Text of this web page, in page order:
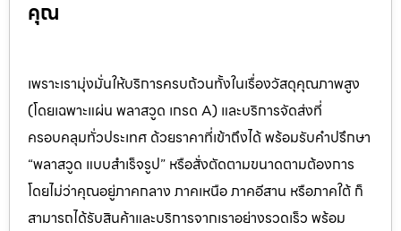
คุณ
เพราะเรามุ่งมั่นให้บริการครบถ้วนทั้งในเรื่องวัสดุคุณภาพสูง
(โดยเฉพาะแผ่น พลาสวูด เกรด A) และบริการจัดส่งที่
ครอบคลุมทั่วประเทศ ด้วยราคาที่เข้าถึงได้ พร้อมรับคำปรึกษา
“พลาสวูด แบบสำเร็จรูป” หรือสั่งตัดตามขนาดตามต้องการ
โดยไม่ว่าคุณอยู่ภาคกลาง ภาคเหนือ ภาคอีสาน หรือภาคใต้ ก็
สามารถได้รับสินค้าและบริการจากเราอย่างรวดเร็ว พร้อม